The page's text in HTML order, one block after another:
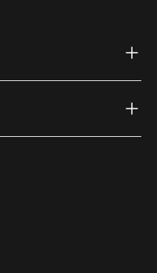
link)
(external link)
Youtube (external